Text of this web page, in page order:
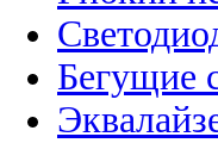
Бегущие